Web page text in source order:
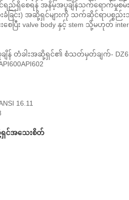
နိုင်ရည်ရှိစေရန် အနိမ့်အပူချိန်သက်ရောက်
ခံခြင်း) အဆို့ရှင်များကို သက်ဆိုင်ရာပစ္စ
းစေပြီး valve body နှင့် stem သို့မဟုတ်
တံခါးအဆို့ရှင်၏ စံသတ်မှတ်ချက်-
16.11
ရှင်အသေးစိတ်